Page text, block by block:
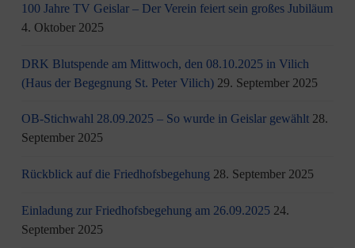
100 Jahre TV Geislar – Der Verein feiert sein großes Jubiläum
4. Oktober 2025
DRK Blutspende am Mittwoch, den 08.10.2025 in Vilich
(Haus der Begegnung St. Peter Vilich) 29. September 2025
OB-Stichwahl 28.09.2025 – So wurde in Geislar gewählt 28.
September 2025
Rückblick auf die Friedhofsbegehung 28. September 2025
Einladung zur Friedhofsbegehung am 26.09.2025 24.
September 2025